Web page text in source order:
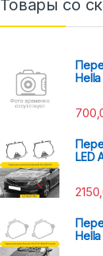
Товары со
Hella
LED